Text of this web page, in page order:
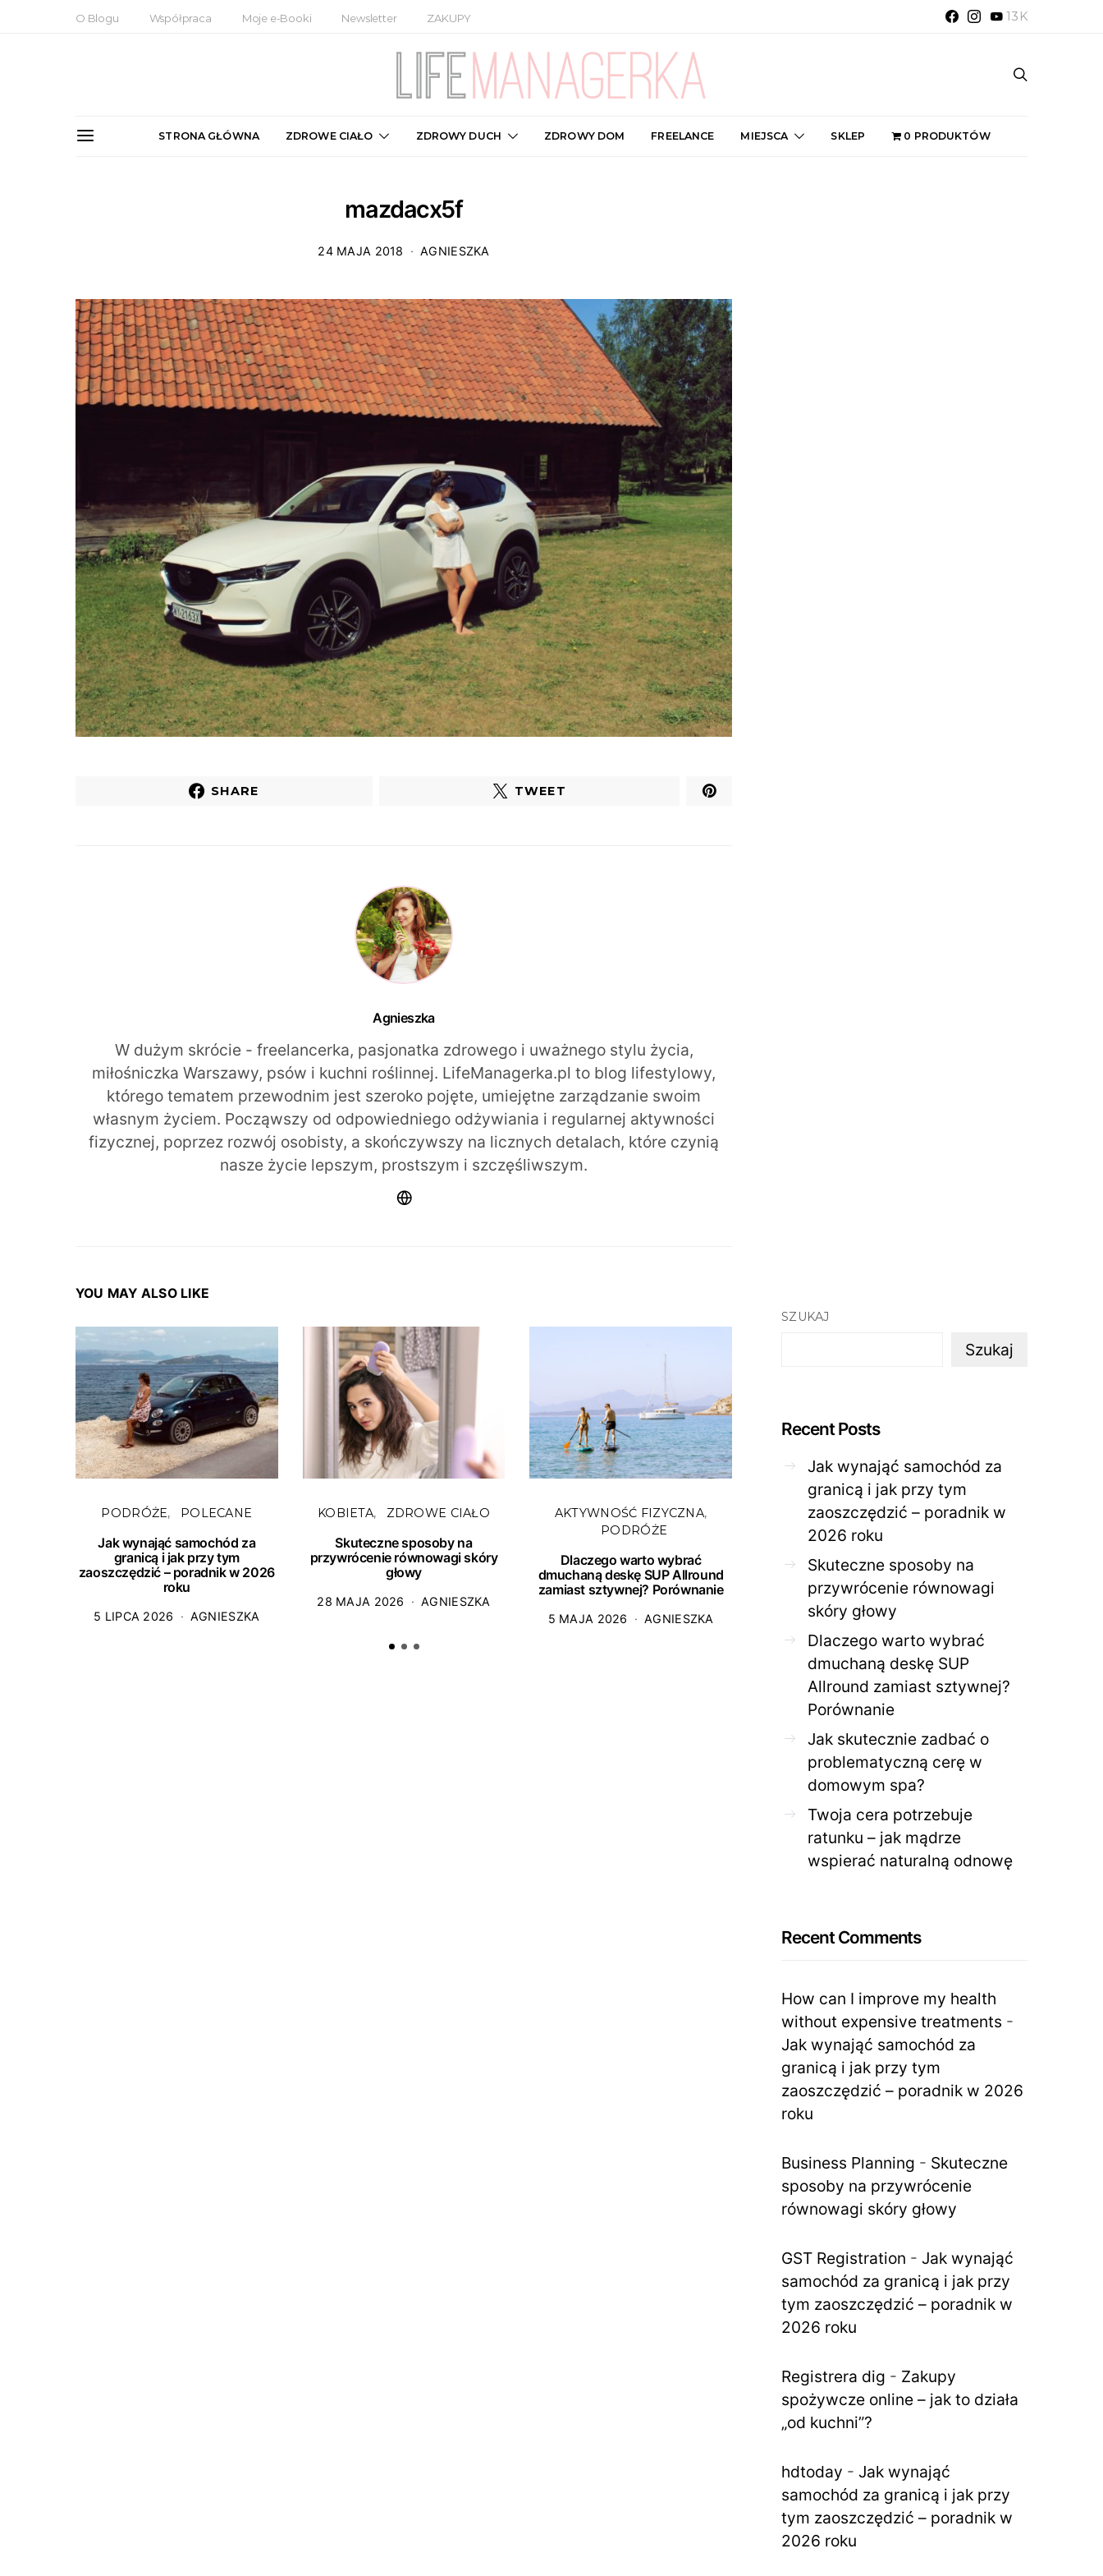
O Blogu Współpraca Moje e-Booki Newsletter ZAKUPY 13K
STRONA GŁÓWNA ZDROWE CIAŁO ZDROWY DUCH ZDROWY DOM FREELANCE MIEJSCA SKLEP 0 PRODUKTÓW
mazdacx5f
24 MAJA 2018 AGNIESZKA
SHARE TWEET
Agnieszka
W dużym skrócie - freelancerka, pasjonatka zdrowego i uważnego stylu życia,
miłośniczka Warszawy, psów i kuchni roślinnej. LifeManagerka.pl to blog lifestylowy,
którego tematem przewodnim jest szeroko pojęte, umiejętne zarządzanie swoim
własnym życiem. Począwszy od odpowiedniego odżywiania i regularnej aktywności
fizycznej, poprzez rozwój osobisty, a skończywszy na licznych detalach, które czynią
nasze życie lepszym, prostszym i szczęśliwszym.
YOU MAY ALSO LIKE
PODRÓŻE POLECANE
Jak wynająć samochód za
granicą i jak przy tym
zaoszczędzić – poradnik w 2026
roku
5 LIPCA 2026 AGNIESZKA
KOBIETA ZDROWE CIAŁO
Skuteczne sposoby na
przywrócenie równowagi skóry
głowy
28 MAJA 2026 AGNIESZKA
AKTYWNOŚĆ FIZYCZNA
PODRÓŻE
Dlaczego warto wybrać
dmuchaną deskę SUP Allround
zamiast sztywnej? Porównanie
5 MAJA 2026 AGNIESZKA
ZDROWE CIAŁO
Jak skutecznie zadbać o
problematyczną cerę w
domowym spa?
28 KWIETNIA 2026 27 KWIETNIA 2026
SZUKAJ
Szukaj
Recent Posts
Jak wynająć samochód za
granicą i jak przy tym
zaoszczędzić – poradnik w
2026 roku
Skuteczne sposoby na
przywrócenie równowagi
skóry głowy
Dlaczego warto wybrać
dmuchaną deskę SUP
Allround zamiast sztywnej?
Porównanie
Jak skutecznie zadbać o
problematyczną cerę w
domowym spa?
Twoja cera potrzebuje
ratunku – jak mądrze
wspierać naturalną odnowę
Recent Comments
How can I improve my health
without expensive treatments -
Jak wynająć samochód za
granicą i jak przy tym
zaoszczędzić – poradnik w 2026
roku
Business Planning - Skuteczne
sposoby na przywrócenie
równowagi skóry głowy
GST Registration - Jak wynająć
samochód za granicą i jak przy
tym zaoszczędzić – poradnik w
2026 roku
Registrera dig - Zakupy
spożywcze online – jak to działa
„od kuchni”?
hdtoday - Jak wynająć
samochód za granicą i jak przy
tym zaoszczędzić – poradnik w
2026 roku